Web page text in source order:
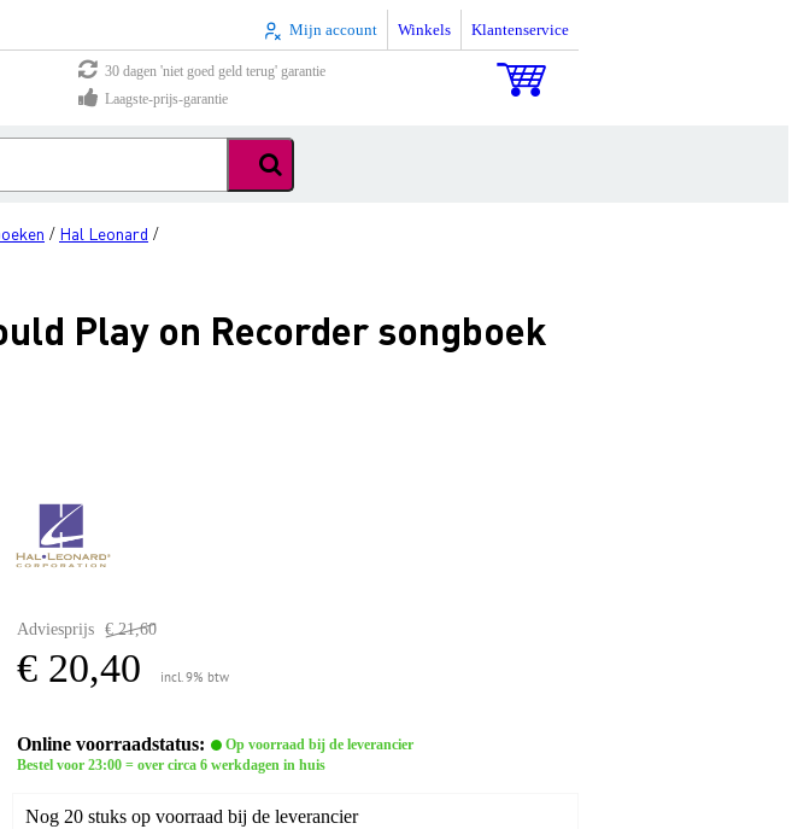
Mijn account Winkels Klantenservice
30 dagen 'niet goed geld terug' garantie
Laagste-prijs-garantie
/ Hal Leonard /
Play on Recorder songboek
Adviesprijs € 21,60
€ 20,40 incl. 9% btw
Online voorraadstatus:
Op voorraad bij de leverancier
Bestel voor 23:00 = over circa 6 werkdagen in huis
Nog 20 stuks op voorraad bij de leverancier